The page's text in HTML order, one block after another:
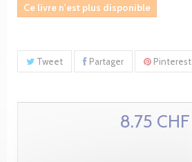
Ce livre n'est plus disponible
Tweet Partager Pinterest
8.75 CHF